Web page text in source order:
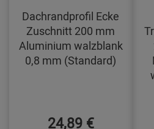
Dachrandprofil Ecke
Zuschnitt 200 mm
Aluminium walzblank
0,8 mm (Standard)
24,89 €